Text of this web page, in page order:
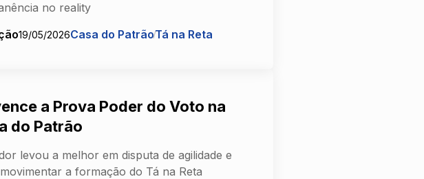
no reality
19/05/2026Casa do PatrãoTá na Reta
a Prova Poder do Voto na
do Patrão
levou a melhor em disputa de agilidade e
a formação do Tá na Reta